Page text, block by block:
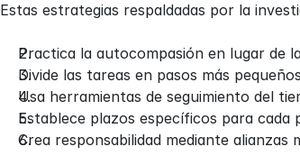
Estas estrategias respaldadas por la
Practica la autocompasión en lugar de
Divide las tareas en pasos más
Usa herramientas de seguimiento del
Establece plazos específicos para cada
Crea responsabilidad mediante alianzas